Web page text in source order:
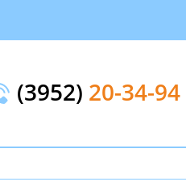
(3952) 20-34-94